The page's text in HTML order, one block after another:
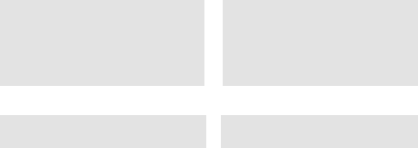
La salmonelle,
Pesticides : retour au